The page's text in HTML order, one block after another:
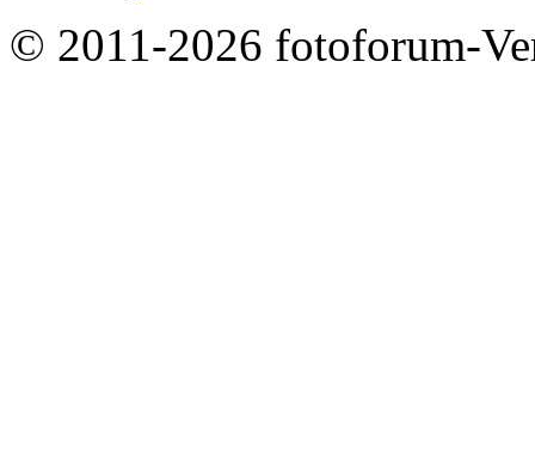
© 2011-2026 fotoforum-